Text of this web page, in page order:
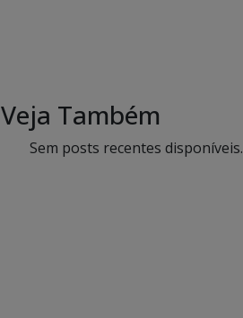
Veja Também
Sem posts recentes disponíveis.